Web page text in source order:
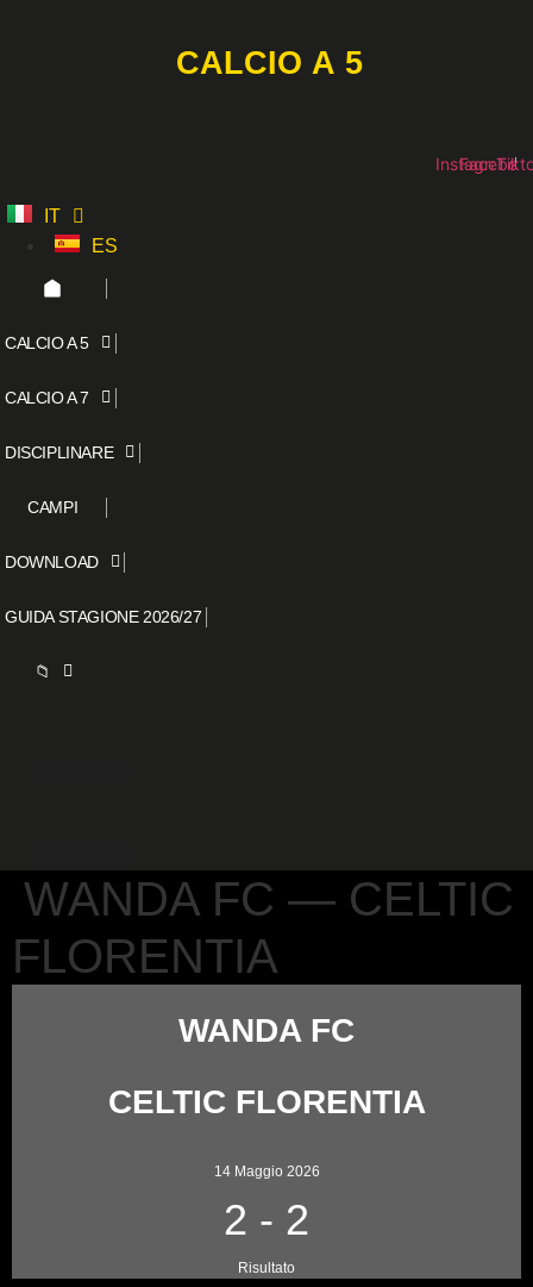
CALCIO A 5
Instagram
IT
ES
CALCIO A 5
CALCIO A 7
DISCIPLINARE
CAMPI
DOWNLOAD
GUIDA STAGIONE 2026/27
📁
WANDA FC — CELTIC
FLORENTIA
WANDA FC
CELTIC FLORENTIA
14 Maggio 2026
2 - 2
Risultato